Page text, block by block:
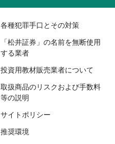
各種犯罪手口とその対策
「松井証券」の名前を無断使用
する業者
投資用教材販売業者について
取扱商品のリスクおよび手数料
等の説明
サイトポリシー
推奨環境